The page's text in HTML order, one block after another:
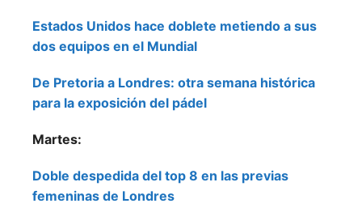
Estados Unidos hace doblete metiendo a sus
dos equipos en el Mundial
De Pretoria a Londres: otra semana histórica
para la exposición del pádel
Martes:
Doble despedida del top 8 en las previas
femeninas de Londres